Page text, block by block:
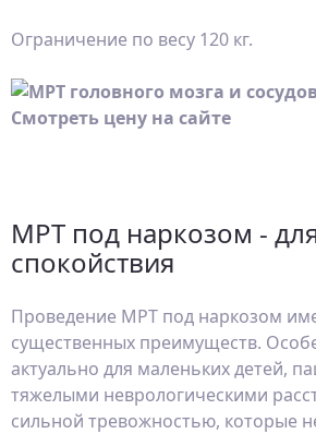
Ограничение по весу 120 кг.
МРТ под наркозом -
спокойствия
Проведение МРТ под наркозом
существенных преимуществ.
актуально для маленьких детей,
тяжелыми неврологическими
сильной тревожностью, которые